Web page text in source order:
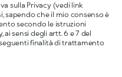
sulla Privacy (vedi link
sapendo che il mio consenso è
secondo le istruzioni
ai sensi degli artt. 6 e 7 del
finalità di trattamento